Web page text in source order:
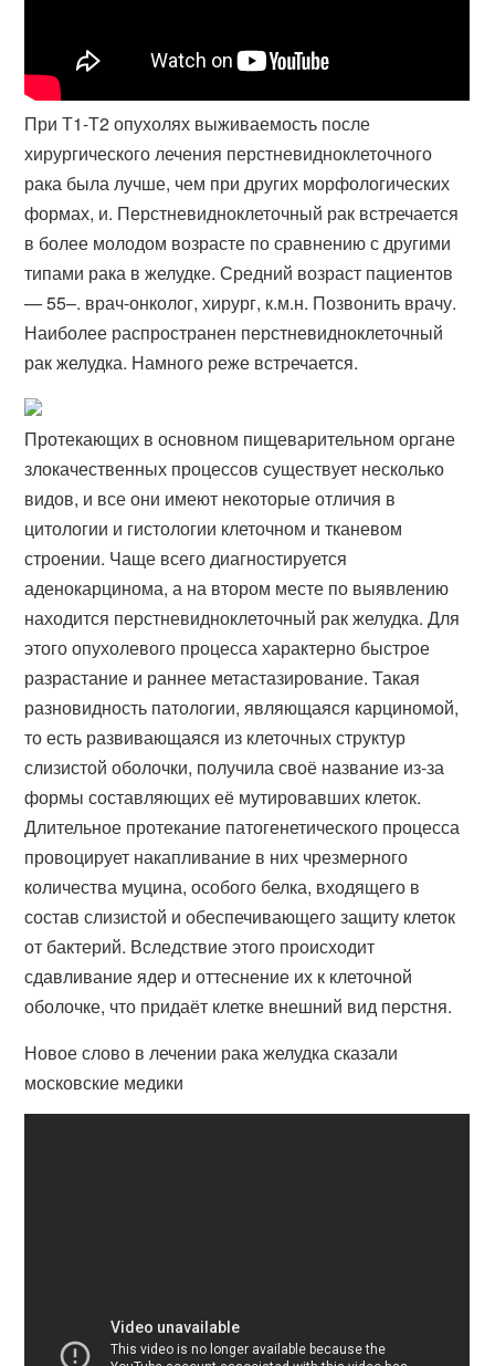
При Т1-Т2 опухолях выживаемость после
хирургического лечения перстневидноклеточного
рака была лучше, чем при других морфологических
формах, и. Перстневидноклеточный рак встречается
в более молодом возрасте по сравнению с другими
типами рака в желудке. Средний возраст пациентов
— 55–. врач-онколог, хирург, к.м.н. Позвонить врачу.
Наиболее распространен перстневидноклеточный
рак желудка. Намного реже встречается.
Протекающих в основном пищеварительном органе
злокачественных процессов существует несколько
видов, и все они имеют некоторые отличия в
цитологии и гистологии клеточном и тканевом
строении. Чаще всего диагностируется
аденокарцинома, а на втором месте по выявлению
находится перстневидноклеточный рак желудка. Для
этого опухолевого процесса характерно быстрое
разрастание и раннее метастазирование. Такая
разновидность патологии, являющаяся карциномой,
то есть развивающаяся из клеточных структур
слизистой оболочки, получила своё название из-за
формы составляющих её мутировавших клеток.
Длительное протекание патогенетического процесса
провоцирует накапливание в них чрезмерного
количества муцина, особого белка, входящего в
состав слизистой и обеспечивающего защиту клеток
от бактерий. Вследствие этого происходит
сдавливание ядер и оттеснение их к клеточной
оболочке, что придаёт клетке внешний вид перстня.
Новое слово в лечении рака желудка сказали
московские медики